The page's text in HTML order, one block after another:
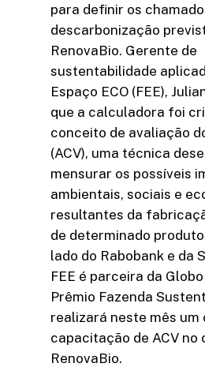
para definir os
descarbonização
RenovaBio. Gerente de
sustentabilidade
Espaço ECO (FEE),
que a calculadora foi
conceito de avaliação
(ACV), uma técnica
mensurar os possíveis
ambientais, sociais e
resultantes da
de determinado
lado do Rabobank e da
FEE é parceira da
Prêmio Fazenda
realizará neste mês um
capacitação de ACV no
RenovaBio.